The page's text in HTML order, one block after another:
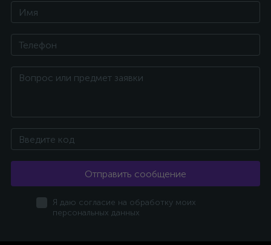
Отправить сообщение
Я даю согласие на обработку моих
персональных данных